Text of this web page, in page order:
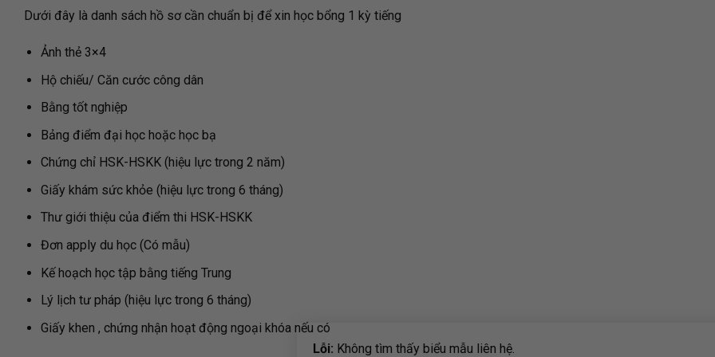
Lỗi: Không tìm thấy biểu mẫu liên hệ.
Dưới đây là danh sách hồ sơ cần chuẩn bị để xin học bổng 1 kỳ tiếng
Ảnh thẻ 3×4
Hộ chiếu/ Căn cước công dân
Bằng tốt nghiệp
Bảng điểm đại học hoặc học bạ
Chứng chỉ HSK-HSKK (hiệu lực trong 2 năm)
Giấy khám sức khỏe (hiệu lực trong 6 tháng)
Thư giới thiệu của điểm thi HSK-HSKK
Đơn apply du học (Có mẫu)
Kế hoạch học tập bằng tiếng Trung
Lý lịch tư pháp (hiệu lực trong 6 tháng)
Giấy khen , chứng nhận hoạt động ngoại khóa nếu có